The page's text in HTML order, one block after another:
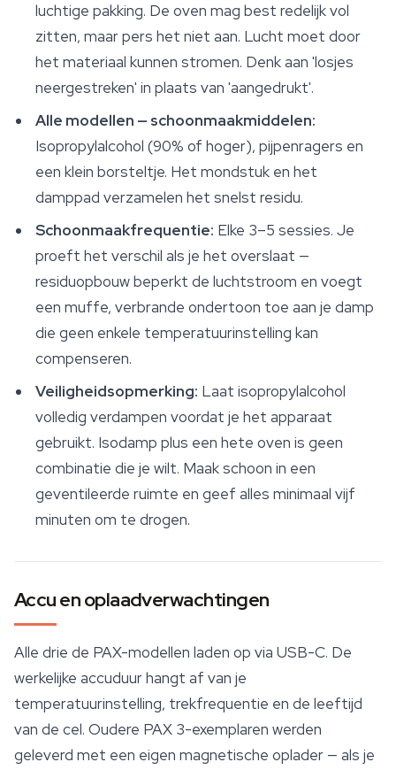
luchtige pakking. De oven mag best redelijk vol
zitten, maar pers het niet aan. Lucht moet door
het materiaal kunnen stromen. Denk aan 'losjes
neergestreken' in plaats van 'aangedrukt'.
Alle modellen — schoonmaakmiddelen:
Isopropylalcohol (90% of hoger), pijpenragers en
een klein borsteltje. Het mondstuk en het
damppad verzamelen het snelst residu.
Schoonmaakfrequentie: Elke 3–5 sessies. Je
proeft het verschil als je het overslaat —
residuopbouw beperkt de luchtstroom en voegt
een muffe, verbrande ondertoon toe aan je damp
die geen enkele temperatuurinstelling kan
compenseren.
Veiligheidsopmerking: Laat isopropylalcohol
volledig verdampen voordat je het apparaat
gebruikt. Isodamp plus een hete oven is geen
combinatie die je wilt. Maak schoon in een
geventileerde ruimte en geef alles minimaal vijf
minuten om te drogen.
Accu en oplaadverwachtingen
Alle drie de PAX-modellen laden op via USB-C. De
werkelijke accuduur hangt af van je
temperatuurinstelling, trekfrequentie en de leeftijd
van de cel. Oudere PAX 3-exemplaren werden
geleverd met een eigen magnetische oplader — als je